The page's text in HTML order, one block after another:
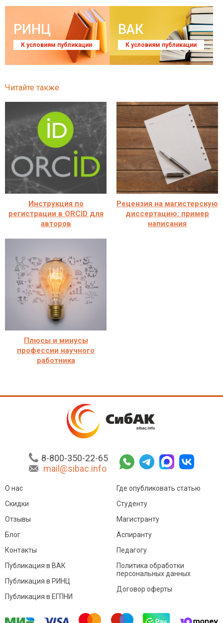
РИНЦ
К условиям публикации
ВАК
К условиям публикации
Читайте также
Инструкция по
регистрации в ORCID для
авторов
Рецензия на магистерскую
диссертацию: пример
написания
Плюсы и минусы
профессии научного
работника
8-800-350-22-65
mail@sibac.info
О нас
Скидки
Отзывы
Блог
Контакты
Где опубликовать статью
Студенту
Магистранту
Аспиранту
Педагогу
Публикация в ВАК
Публикация в РИНЦ
Публикация в ЕГПНИ
Политика обработки
персональных данных
Договор оферты